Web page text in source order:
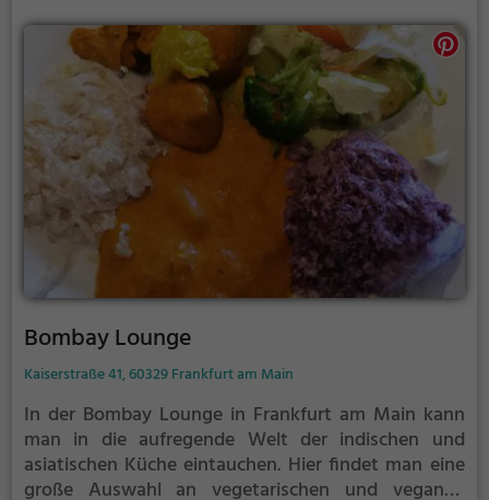
Online-Lieferservice nutzen und sich die köstlichen
Speisen bequem nach Hause bringen lassen. Im
Indian Chilli wird jeder Geschmack auf besondere Art
verwöhnt.
Bombay Lounge
Kaiserstraße 41, 60329 Frankfurt am Main
In der Bombay Lounge in Frankfurt am Main kann
man in die aufregende Welt der indischen und
asiatischen Küche eintauchen. Hier findet man eine
große Auswahl an vegetarischen und veganen